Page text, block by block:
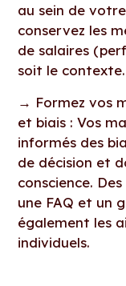
au sein de
conservez les
de salaires
soit le contexte.
→ Formez vos
et biais : Vos
informés des
de décision et
conscience.
une FAQ et un
également les
individuels.